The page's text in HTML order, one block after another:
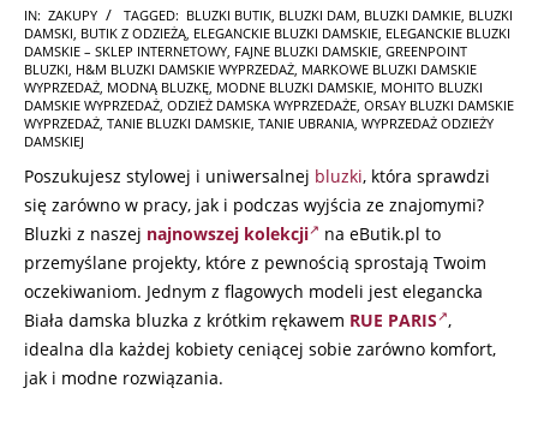
2025-
12-
04
IN: ZAKUPY TAGGED: BLUZKI BUTIK, BLUZKI DAM, BLUZKI DAMKIE, BLUZKI
DAMSKI, BUTIK Z ODZIEŻĄ, ELEGANCKIE BLUZKI DAMSKIE, ELEGANCKIE BLUZKI
DAMSKIE – SKLEP INTERNETOWY, FAJNE BLUZKI DAMSKIE, GREENPOINT
BLUZKI, H&M BLUZKI DAMSKIE WYPRZEDAŻ, MARKOWE BLUZKI DAMSKIE
WYPRZEDAŻ, MODNĄ BLUZKĘ, MODNE BLUZKI DAMSKIE, MOHITO BLUZKI
DAMSKIE WYPRZEDAŻ, ODZIEŻ DAMSKA WYPRZEDAŻE, ORSAY BLUZKI DAMSKIE
WYPRZEDAŻ, TANIE BLUZKI DAMSKIE, TANIE UBRANIA, WYPRZEDAŻ ODZIEŻY
DAMSKIEJ
Poszukujesz stylowej i uniwersalnej bluzki, która sprawdzi
się zarówno w pracy, jak i podczas wyjścia ze znajomymi?
Bluzki z naszej najnowszej kolekcji
na eButik.pl to
przemyślane projekty, które z pewnością sprostają Twoim
oczekiwaniom. Jednym z flagowych modeli jest elegancka
Biała damska bluzka z krótkim rękawem RUE PARIS ,
idealna dla każdej kobiety ceniącej sobie zarówno komfort,
jak i modne rozwiązania.